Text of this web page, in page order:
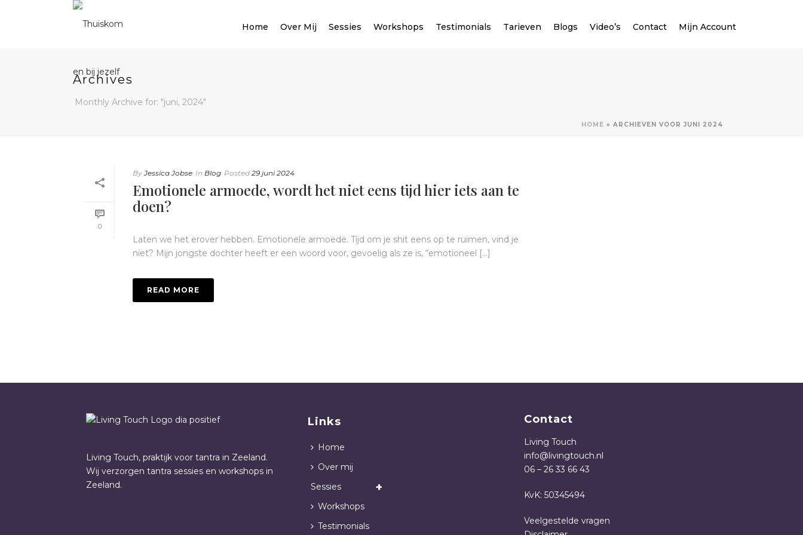
Home Over Mij Sessies Workshops Testimonials Tarieven Blogs Video’s Contact Mijn Account
Archives
Monthly Archive for: "juni, 2024"
HOME » ARCHIEVEN VOOR JUNI 2024
0
By Jessica Jobse In Blog Posted 29 juni 2024
Emotionele armoede, wordt het niet eens tijd hier iets aan te
doen?
Laten we het erover hebben. Emotionele armoede. Tijd om je shit eens op te ruimen, vind je
niet? Mijn jongste dochter heeft er een woord voor, gevoelig als ze is, “emotioneel [...]
READ MORE
Living Touch, praktijk voor tantra in Zeeland.
Wij verzorgen tantra sessies en workshops in
Zeeland.
Links
Home
Over mij
Sessies
Workshops
Testimonials
Contact
Living Touch
info@livingtouch.nl
06 – 26 33 66 43
KvK: 50345494
Veelgestelde vragen